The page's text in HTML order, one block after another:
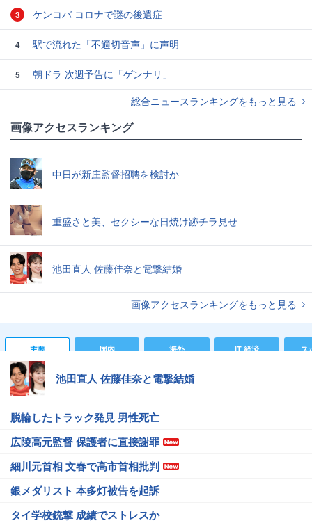
3 ケンコバ コロナで謎の後遺症
4 駅で流れた「不適切音声」に声明
5
朝ドラ 次週予告に「ゲンナリ」
総合ニュースランキングをもっと見る
画像アクセスランキング
中日が新庄監督招聘を検討か
重盛さと美、セクシーな日焼け跡チラ見せ
池田直人 佐藤佳奈と電撃結婚
画像アクセスランキングをもっと見る
主要 国内 海外 IT 経済 ス
池田直人 佐藤佳奈と電撃結婚
脱輪したトラック発見 男性死亡
広陵高元監督 保護者に直接謝罪
細川元首相 文春で高市首相批判
銀メダリスト 本多灯被告を起訴
タイ学校銃撃 成績でストレスか